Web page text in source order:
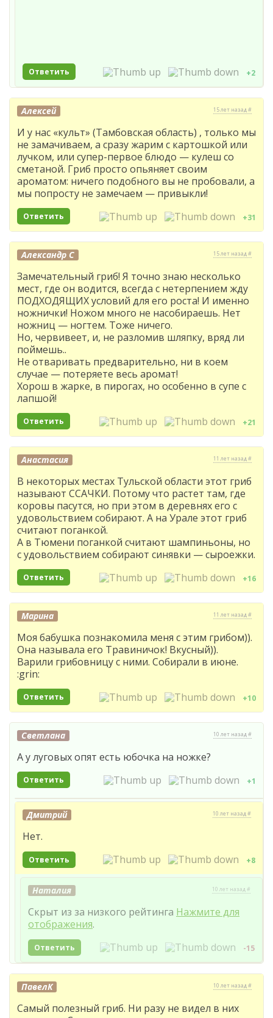
Ответить +2
Алексей 15 лет назад #
И у нас «культ» (Тамбовская область) , только мы
не замачиваем, а сразу жарим с картошкой или
лучком, или супер-первое блюдо — кулеш со
сметаной. Гриб просто опьяняет своим
ароматом: ничего подобного вы не пробовали, а
мы попросту не замечаем — привыкли!
Ответить +31
Александр С 15 лет назад #
Замечательный гриб! Я точно знаю несколько
мест, где он водится, всегда с нетерпением жду
ПОДХОДЯЩИХ условий для его роста! И именно
ножнички! Ножом много не насобираешь. Нет
ножниц — ногтем. Тоже ничего.
Но, червивеет, и, не разломив шляпку, вряд ли
поймешь..
Не отваривать предварительно, ни в коем
случае — потеряете весь аромат!
Хорош в жарке, в пирогах, но особенно в супе с
лапшой!
Ответить +21
Анастасия 11 лет назад #
В некоторых местах Тульской области этот гриб
называют ССАЧКИ. Потому что растет там, где
коровы пасутся, но при этом в деревнях его с
удовольствием собирают. А на Урале этот гриб
считают поганкой.
А в Тюмени поганкой считают шампиньоны, но
с удовольствием собирают синявки — сыроежки.
Ответить +16
Марина 11 лет назад #
Моя бабушка познакомила меня с этим грибом)).
Она называла его Травиничок! Вкусный)).
Варили грибовницу с ними. Собирали в июне.
:grin:
Ответить +10
Светлана 10 лет назад #
А у луговых опят есть юбочка на ножке?
Ответить +1
Дмитрий 10 лет назад #
Нет.
Ответить +8
Наталия 10 лет назад #
Скрыт из за низкого рейтинга Нажмите для
отображения.
Ответить -15
ПавелК 10 лет назад #
Самый полезный гриб. Ни разу не видел в них